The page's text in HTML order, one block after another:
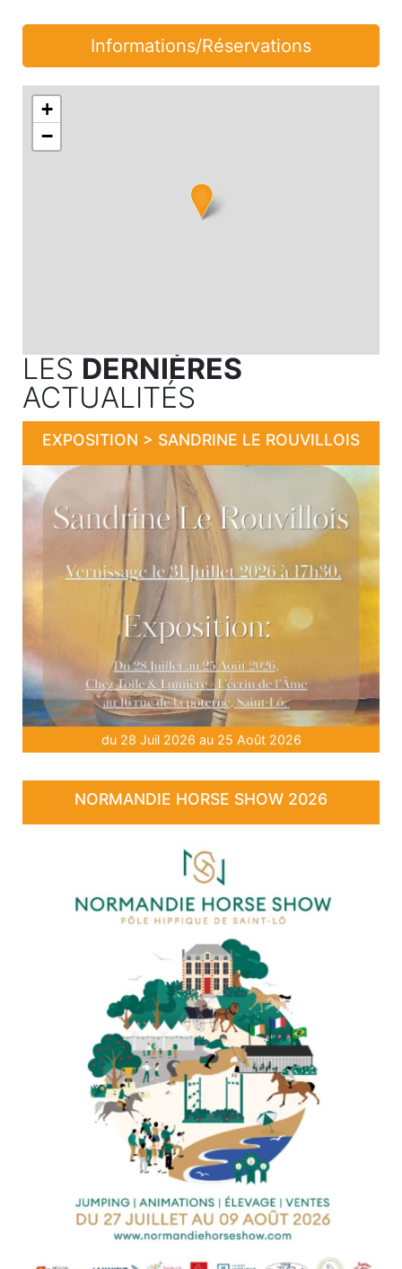
Informations/Réservations
+
−
LES DERNIÈRES
ACTUALITÉS
EXPOSITION > SANDRINE LE ROUVILLOIS
du 28 Juil 2026 au 25 Août 2026
NORMANDIE HORSE SHOW 2026